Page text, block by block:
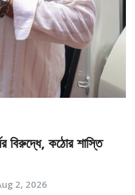
বিরুদ্ধে, কঠোর শাস্তি
2, 2026